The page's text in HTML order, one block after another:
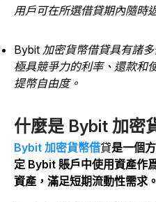
用戶可在所選借貸期內隨時
Bybit 加密貨幣借貸具有諸
極具競爭力的利率、還款和
提幣自由度。
什麼是 Bybit 加密
Bybit 加密貨幣借貸是一個
定 Bybit 賬戶中使用資產作
資產，滿足短期流動性需求。